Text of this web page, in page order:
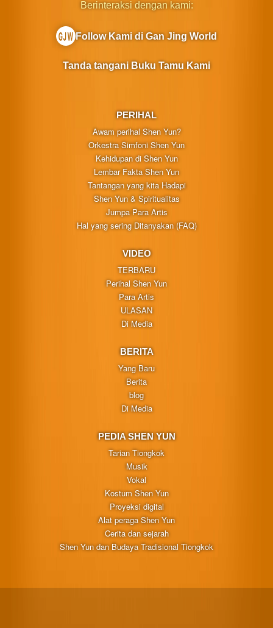
PERIHAL
Awam perihal Shen Yun?
Orkestra Simfoni Shen Yun
Kehidupan di Shen Yun
Lembar Fakta Shen Yun
Tantangan yang kita Hadapi
Shen Yun & Spiritualitas
Jumpa Para Artis
Hal yang sering Ditanyakan (FAQ)
VIDEO
TERBARU
Perihal Shen Yun
Para Artis
ULASAN
Di Media
BERITA
Yang Baru
Berita
blog
Di Media
PEDIA SHEN YUN
Tarian Tiongkok
Musik
Vokal
Kostum Shen Yun
Proyeksi digital
Alat peraga Shen Yun
Cerita dan sejarah
Shen Yun dan Budaya Tradisional Tiongkok
Berinteraksi dengan kami:
Follow Kami di Gan Jing World
Tanda tangani Buku Tamu Kami